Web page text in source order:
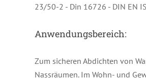
23/50-2 - Din 16726 - DIN EN
Anwendungsbereich:
Zum sicheren Abdichten von
Nassräumen. Im Wohn- und